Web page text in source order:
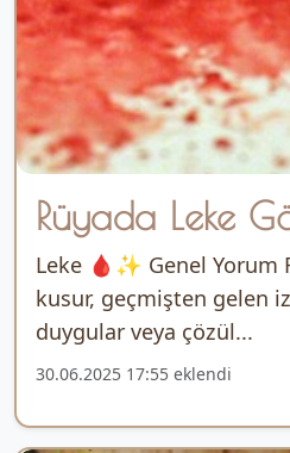
Rüyada Leke
Leke 🩸✨ Genel Yorum
kusur, geçmişten gelen
duygular veya çözül...
30.06.2025 17:55 eklendi